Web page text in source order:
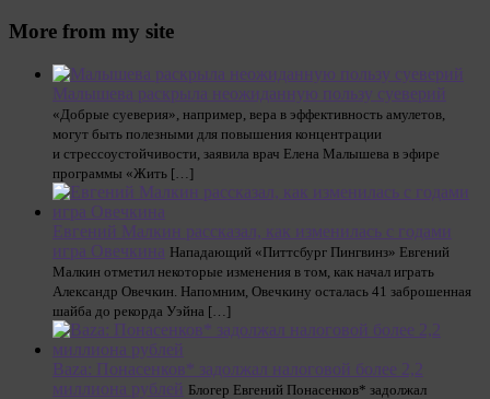
More from my site
Малышева раскрыла неожиданную пользу суеверий
«Добрые суеверия», например, вера в эффективность амулетов,
могут быть полезными для повышения концентрации
и стрессоустойчивости, заявила врач Елена Малышева в эфире
программы «Жить […]
Евгений Малкин рассказал, как изменилась с годами
игра Овечкина Нападающий «Питтсбург Пингвинз» Евгений
Малкин отметил некоторые изменения в том, как начал играть
Александр Овечкин. Напомним, Овечкину осталась 41 заброшенная
шайба до рекорда Уэйна […]
Baza: Понасенков* задолжал налоговой более 2,2
миллиона рублей Блогер Евгений Понасенков* задолжал